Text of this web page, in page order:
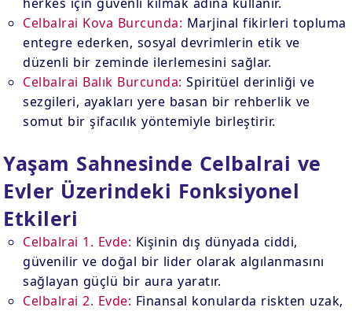
Celbalrai Kova Burcunda: Marjinal fikirleri topluma
entegre ederken, sosyal devrimlerin etik ve
düzenli bir zeminde ilerlemesini sağlar.
Celbalrai Balık Burcunda: Spiritüel derinliği ve
sezgileri, ayakları yere basan bir rehberlik ve
somut bir şifacılık yöntemiyle birleştirir.
Yaşam Sahnesinde Celbalrai ve
Evler Üzerindeki Fonksiyonel
Etkileri
Celbalrai 1. Evde: Kişinin dış dünyada ciddi,
güvenilir ve doğal bir lider olarak algılanmasını
sağlayan güçlü bir aura yaratır.
Celbalrai 2. Evde: Finansal konularda riskten uzak,